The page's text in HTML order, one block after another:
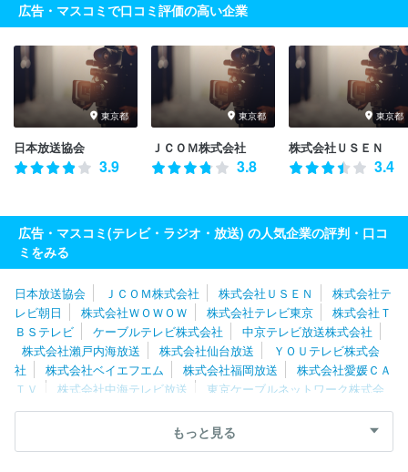
広告・マスコミで口コミ評価の高い企業
東京都
日本放送協会
3.9
東京都
ＪＣＯＭ株式会社
3.8
東京都
株式会社ＵＳＥＮ
3.4
広告・マスコミ(テレビ・ラジオ・放送) の人気企業の評判・口コ
ミをみる
日本放送協会 ＪＣＯＭ株式会社 株式会社ＵＳＥＮ
株式会社テ
レビ朝日
株式会社ＷＯＷＯＷ 株式会社テレビ東京
株式会社Ｔ
ＢＳテレビ
ケーブルテレビ株式会社
中京テレビ放送株式会社
株式会社瀨戸内海放送
株式会社仙台放送
ＹＯＵテレビ株式会
社
株式会社ベイエフエム 株式会社福岡放送
株式会社愛媛ＣＡ
ＴＶ
株式会社中海テレビ放送
東京ケーブルネットワーク株式会
社
湘南ケーブルネットワーク株式会社
スカパーＪＳＡＴ株式会
株式会社倉敷ケーブルテレビ 株式会社日本入試センター
山放送株式会社
もっと見る